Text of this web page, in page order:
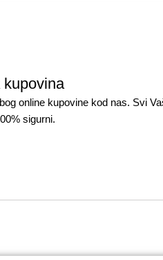
kupovina
online kupovine kod nas. Svi
sigurni.